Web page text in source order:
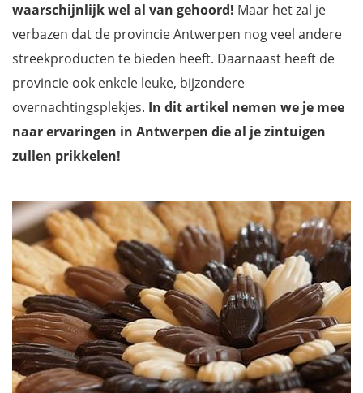
waarschijnlijk wel al van gehoord! Maar het zal je
verbazen dat de provincie Antwerpen nog veel andere
streekproducten te bieden heeft. Daarnaast heeft de
provincie ook enkele leuke, bijzondere
overnachtingsplekjes. In dit artikel nemen we je mee
naar ervaringen in Antwerpen die al je zintuigen
zullen prikkelen!